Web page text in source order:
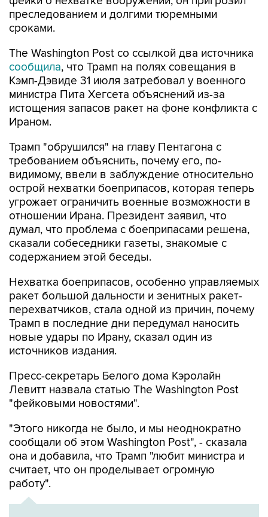
преследованием и долгими тюремными
сроками.
The Washington Post со ссылкой два источника
сообщила, что Трамп на полях совещания в
Кэмп-Дэвиде 31 июля затребовал у военного
министра Пита Хегсета объяснений из-за
истощения запасов ракет на фоне конфликта с
Ираном.
Трамп "обрушился" на главу Пентагона с
требованием объяснить, почему его, по-
видимому, ввели в заблуждение относительно
острой нехватки боеприпасов, которая теперь
угрожает ограничить военные возможности в
отношении Ирана. Президент заявил, что
думал, что проблема с боеприпасами решена,
сказали собеседники газеты, знакомые с
содержанием этой беседы.
Нехватка боеприпасов, особенно управляемых
ракет большой дальности и зенитных ракет-
перехватчиков, стала одной из причин, почему
Трамп в последние дни передумал наносить
новые удары по Ирану, сказал один из
источников издания.
Пресс-секретарь Белого дома Кэролайн
Левитт назвала статью The Washington Post
"фейковыми новостями".
"Этого никогда не было, и мы неоднократно
сообщали об этом Washington Post", - сказала
она и добавила, что Трамп "любит министра и
считает, что он проделывает огромную
работу".